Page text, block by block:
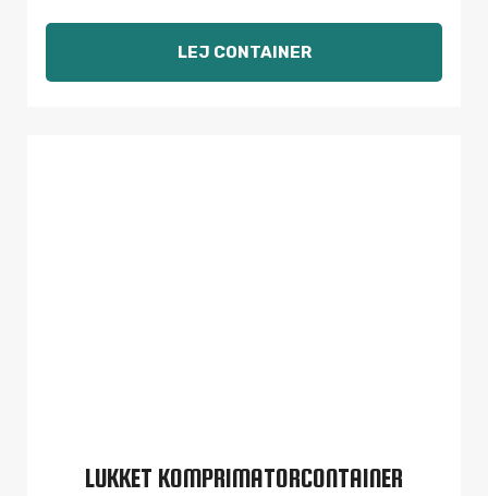
LEJ CONTAINER
LUKKET KOMPRIMATORCONTAINER